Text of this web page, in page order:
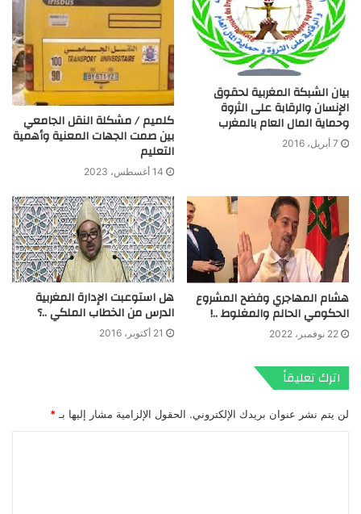
بيان الشبكة المغربية لحقوق
الإنسان والرقابة على الثروة
وحماية المال العام بالمغرب
7 أبريل، 2016
كلميم / مشكلة النقل الجامعي
بين صمت الجهات المعنية وأهمية
التعليم
14 أغسطس، 2023
هشام المهاجري وفضح المشروع
الحكومي الحالم والمغلوط ..!
22 نوفمبر، 2022
هل استوعبت الإدارة المغربية
الدرس من الخطاب الملكي ..؟
21 أكتوبر، 2016
اترك تعليقاً
لن يتم نشر عنوان بريدك الإلكتروني. الحقول الإلزامية مشار إليها بـ *